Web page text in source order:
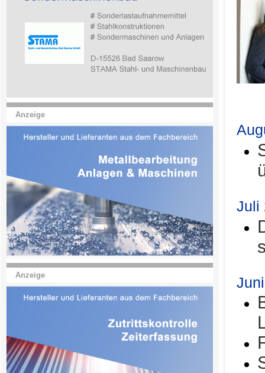
Anzeige
Anzeige
Juli